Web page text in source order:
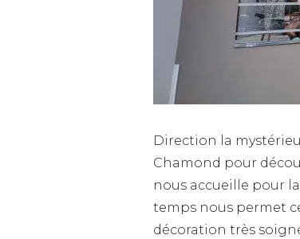
Direction la
Chamond pour
nous accueille pour
temps nous permet
décoration très